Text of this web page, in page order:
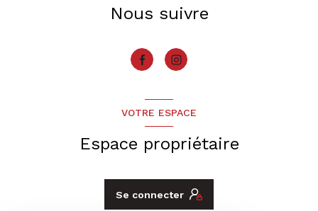
Nous suivre
VOTRE ESPACE
Espace propriétaire
Se connecter